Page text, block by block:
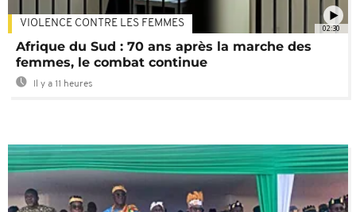
02:30
VIOLENCE CONTRE LES FEMMES
Afrique du Sud : 70 ans après la marche des
femmes, le combat continue
Il y a 11 heures